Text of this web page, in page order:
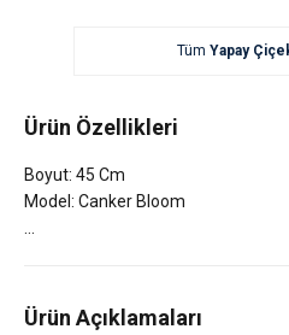
TümYapay
Ürün Özellikleri
Boyut: 45 Cm
Model: Canker Bloom
Ürün Açıklamaları